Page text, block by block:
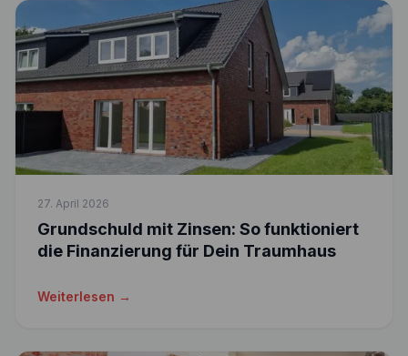
27. April 2026
Grundschuld mit Zinsen: So funktioniert
die Finanzierung für Dein Traumhaus
Weiterlesen →